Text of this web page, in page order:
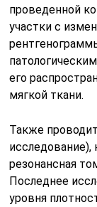
проведенной
участки с
его
мягкой ткани.
Также
резонансная
Последнее
уровня